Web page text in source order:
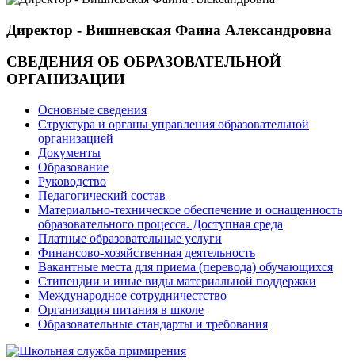
Директор - Вишневская Фаина Александровна
СВЕДЕНИЯ ОБ ОБРАЗОВАТЕЛЬНОЙ
ОРГАНИЗАЦИИ
Основные сведения
Структура и органы управления образовательной
организацией
Документы
Образование
Руководство
Педагогический состав
Материально-техническое обеспечение и оснащенность
образовательного процесса. Доступная среда
Платные образовательные услуги
Финансово-хозяйственная деятельность
Вакантные места для приема (перевода) обучающихся
Стипендии и иные виды материальной поддержки
Международное сотрудничестство
Организация питания в школе
Образовательные стандарты и требования